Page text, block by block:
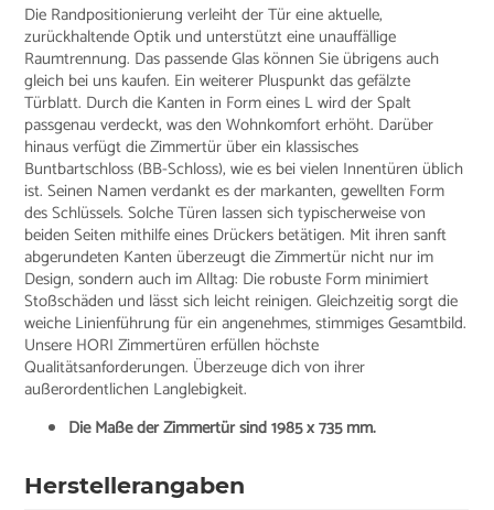
Die Randpositionierung verleiht der Tür eine aktuelle,
zurückhaltende Optik und unterstützt eine unauffällige
Raumtrennung. Das passende Glas können Sie übrigens auch
gleich bei uns kaufen. Ein weiterer Pluspunkt das gefälzte
Türblatt. Durch die Kanten in Form eines L wird der Spalt
passgenau verdeckt, was den Wohnkomfort erhöht. Darüber
hinaus verfügt die Zimmertür über ein klassisches
Buntbartschloss (BB-Schloss), wie es bei vielen Innentüren üblich
ist. Seinen Namen verdankt es der markanten, gewellten Form
des Schlüssels. Solche Türen lassen sich typischerweise von
beiden Seiten mithilfe eines Drückers betätigen. Mit ihren sanft
abgerundeten Kanten überzeugt die Zimmertür nicht nur im
Design, sondern auch im Alltag: Die robuste Form minimiert
Stoßschäden und lässt sich leicht reinigen. Gleichzeitig sorgt die
weiche Linienführung für ein angenehmes, stimmiges Gesamtbild.
Unsere HORI Zimmertüren erfüllen höchste
Qualitätsanforderungen. Überzeuge dich von ihrer
außerordentlichen Langlebigkeit.
Die Maße der Zimmertür sind 1985 x 735 mm.
Herstellerangaben